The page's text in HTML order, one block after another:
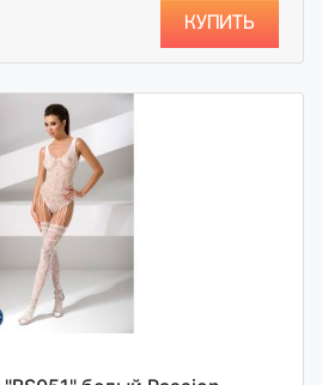
КУПИТЬ